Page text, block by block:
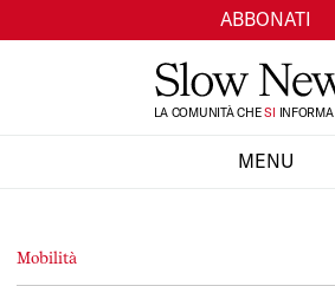
ABBONATI
LA COMUNITÀ CHE
TI
SI INFORMA
MENU
Mobilità